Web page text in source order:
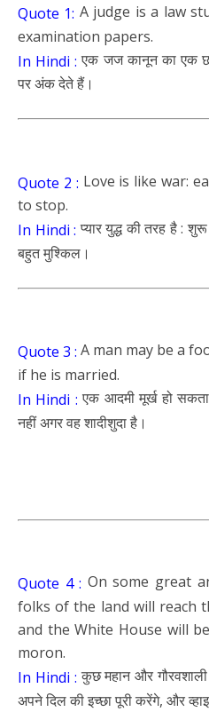
Quote 1: A judge is a law
examination papers.
In Hindi : एक जज कानून का एक
पर अंक देते हैं।
Quote 2 : Love is like war:
to stop.
In Hindi : प्यार युद्ध की तरह है :
बहुत मुश्किल।
Quote 3 : A man may be a
if he is married.
In Hindi : एक आदमी मूर्ख हो
नहीं अगर वह शादीशुदा है।
Quote 4 : On some great
folks of the land will reach
and the White House will
moron.
In Hindi : कुछ महान और
अपने दिल की इच्छा पूरी करेंगे, और